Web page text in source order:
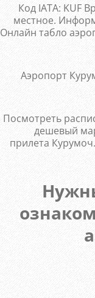
Код IATA: KUF
местное.
Онлайн табло
Аэропорт
Посмотреть
дешевый
прилета